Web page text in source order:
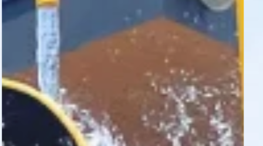
家族で楽しもう
愛犬と遊ぼう
孫と楽しもう